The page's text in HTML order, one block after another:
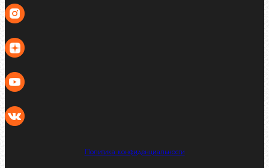
Политика конфиденциальности